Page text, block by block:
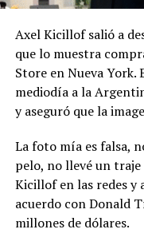
Axel Kicillof salió a
que lo muestra
Store en Nueva York.
mediodía a la
y aseguró que la
La foto mía es falsa,
pelo, no llevé un traje
Kicillof en las redes
acuerdo con Donald
millones de dólares.